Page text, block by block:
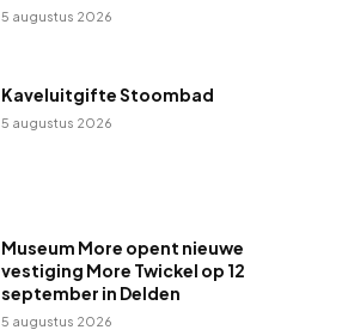
5 augustus 2026
Kaveluitgifte Stoombad
5 augustus 2026
Museum More opent nieuwe
vestiging More Twickel op 12
september in Delden
5 augustus 2026